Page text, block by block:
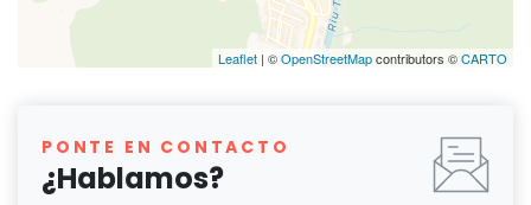
Leaflet | ©OpenStreetMapcontributors ©CARTO
PONTE EN CONTACTO
¿Hablamos?